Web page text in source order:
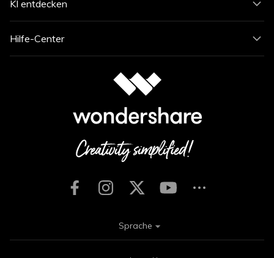
KI entdecken
Hilfe-Center
Sprache